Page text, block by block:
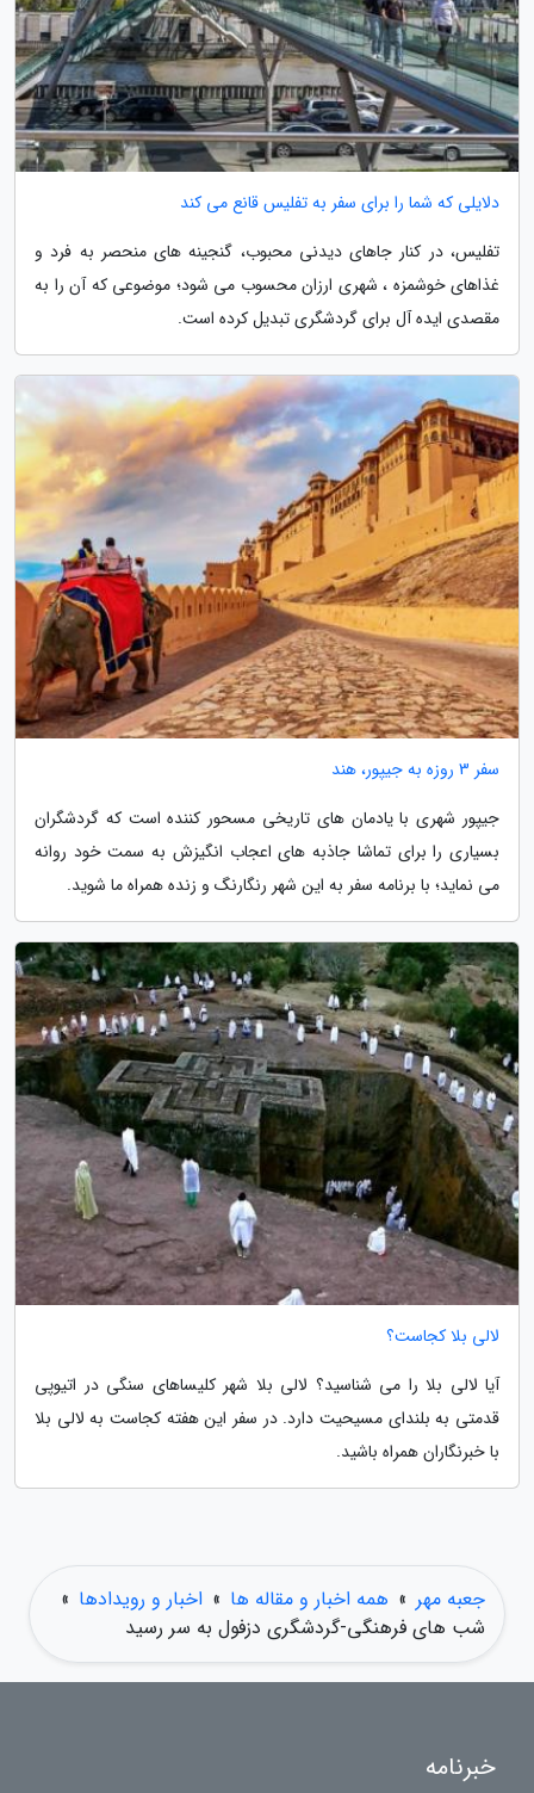
دلایلی که شما را برای سفر به تفلیس قانع می کند
تفلیس، در کنار جاهای دیدنی محبوب، گنجینه های منحصر به فرد و
غذاهای خوشمزه ، شهری ارزان محسوب می شود؛ موضوعی که آن را به
مقصدی ایده آل برای گردشگری تبدیل کرده است.
سفر 3 روزه به جیپور، هند
جیپور شهری با یادمان های تاریخی مسحور کننده است که گردشگران
بسیاری را برای تماشا جاذبه های اعجاب انگیزش به سمت خود روانه
می نماید؛ با برنامه سفر به این شهر رنگارنگ و زنده همراه ما شوید.
لالی بلا کجاست؟
آیا لالی بلا را می شناسید؟ لالی بلا شهر کلیساهای سنگی در اتیوپی
قدمتی به بلندای مسیحیت دارد. در سفر این هفته کجاست به لالی بلا
با خبرنگاران همراه باشید.
جعبه مهر » همه اخبار و مقاله ها » اخبار و رویدادها »
شب های فرهنگی-گردشگری دزفول به سر رسید
خبرنامه